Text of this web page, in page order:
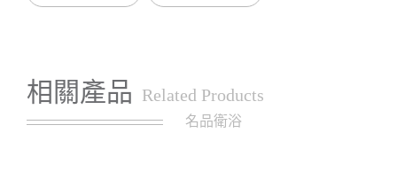
相關產品 Related Products
名品衛浴